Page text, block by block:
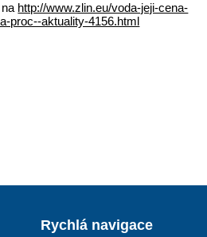
http://www.zlin.eu/voda-jeji-cena-
proc--aktuality-4156.html
Rychlá navigace